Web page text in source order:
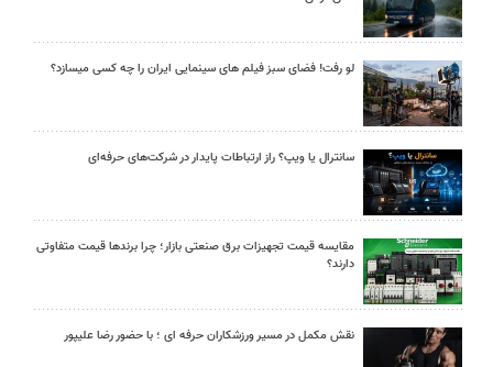
لو رفت! فضای سبز فیلم های سینمایی ایران را چه کسی میسازد؟
سانترال یا ویپ؟ راز ارتباطات پایدار در شرکت‌های حرفه‌ای
مقایسه قیمت تجهیزات برق صنعتی بازار؛ چرا برندها قیمت متفاوتی
دارند؟
نقش مکمل در مسیر ورزشکاران حرفه ای ؛ با حضور رضا علیپور